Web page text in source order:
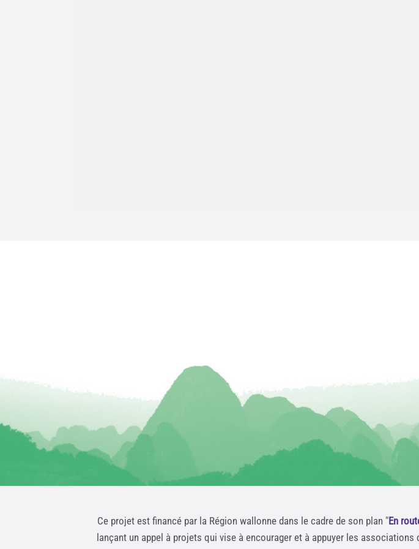
Ce projet est financé par la Région wallonne dans le cadre de son plan "En
lançant un appel à projets qui vise à encourager et à appuyer les